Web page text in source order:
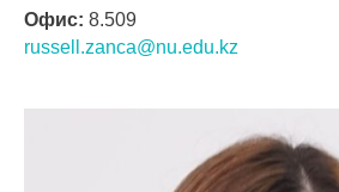
Офис: 8.509
russell.zanca@nu.edu.kz